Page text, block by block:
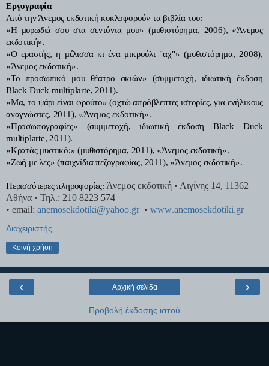
Εργογραφία
Aπό την Άνεμος εκδοτική κυκλοφορούν τα βιβλία του:
«Η μυρωδιά σου στα σεντόνια μου» (μυθιστόρημα, 2006), «Άνεμος
εκδοτική».
«Ο εραστής, η μέλισσα κι ένα μικρούλι "αχ"» (μυθιστόρημα, 2008),
«Άνεμος εκδοτική».
«Το προσωπικό μου θέατρο σκιών» (συμμετοχή, ιδιωτική έκδοση
Black Duck multiplarte, 2011).
«Μα, το ψάρι είναι φρούτο» (οχτώ απρόβλεπτες ιστορίες, για ενήλικους
αναγνώστες, 2011), «Άνεμος εκδοτική».
«Προσωπογραφίες» (συμμετοχή, ιδιωτική έκδοση Black
Duck
multiplarte, 2011).
«Κρατάς μυστικό;» (μυθιστόρημα, 2011), «Άνεμος εκδοτική».
«Ζωή με λες» (παιχνίδια πεζογραφίας, 2011), «Άνεμος εκδοτική».
Περισσότερες πληροφορίες: Άνεμος εκδοτική • Αιγίνης 14, 11362
Αθήνα • Τηλ.: 210 8223 574
• email: anemosekdotiki@yahoo.gr • www.anemosekdotiki.gr
Διαχειριστής
Κοινή χρήση
‹ ›
Αρχική σελίδα
Προβολή έκδοσης ιστού